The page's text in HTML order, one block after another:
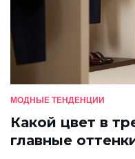
МОДНЫЕ ТЕНДЕНЦИИ
Какой цвет в
главные